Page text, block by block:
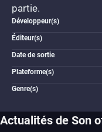
partie.
Développeur(s)
Éditeur(s)
Date de sortie
Plateforme(s)
Genre(s)
Actualités de Son